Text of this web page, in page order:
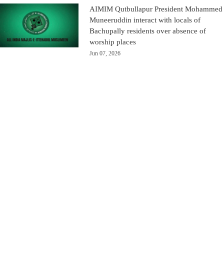
AIMIM Qutbullapur President Mohammed
Muneeruddin interact with locals of
Bachupally residents over absence of
worship places
Jun 07, 2026